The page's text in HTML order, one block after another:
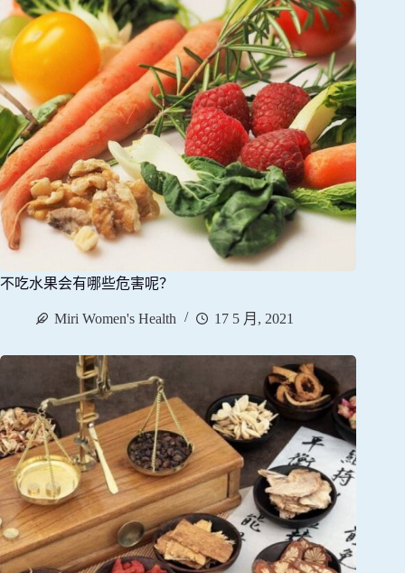
不吃水果会有哪些危害呢？
Miri Women's Health 17 5 月, 2021